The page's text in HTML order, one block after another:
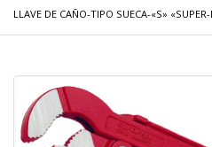
LLAVE DE CAÑO-TIPO SUECA-«S»